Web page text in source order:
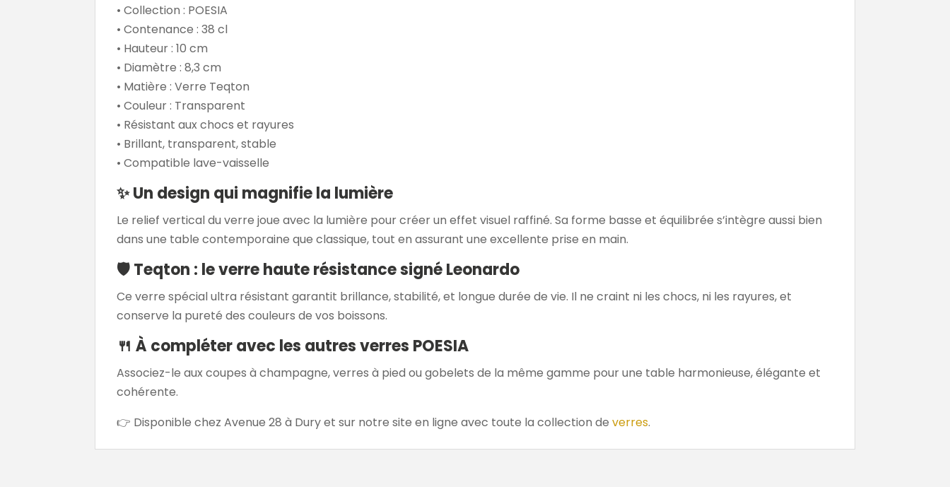
• Collection : POESIA
• Contenance : 38 cl
• Hauteur : 10 cm
• Diamètre : 8,3 cm
• Matière : Verre Teqton
• Couleur : Transparent
• Résistant aux chocs et rayures
• Brillant, transparent, stable
• Compatible lave-vaisselle
✨Un design qui magnifie la lumière
Le relief vertical du verre joue avec la lumière pour créer un effet visuel raffiné. Sa forme basse et équilibrée s’intègre aussi bien
dans une table contemporaine que classique, tout en assurant une excellente prise en main.
🛡Teqton : le verre haute résistance signé Leonardo
Ce verre spécial ultra résistant garantit brillance, stabilité, et longue durée de vie. Il ne craint ni les chocs, ni les rayures, et
conserve la pureté des couleurs de vos boissons.
🍴À compléter avec les autres verres POESIA
Associez-le aux coupes à champagne, verres à pied ou gobelets de la même gamme pour une table harmonieuse, élégante et
cohérente.
👉 Disponible chez Avenue 28 à Dury et sur notre site en ligne avec toute la collection deverres.